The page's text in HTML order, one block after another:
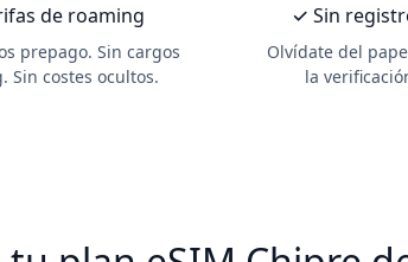
de roaming
prepago. Sin cargos
Sin costes ocultos.
✓ Sin
Olvídate del
la